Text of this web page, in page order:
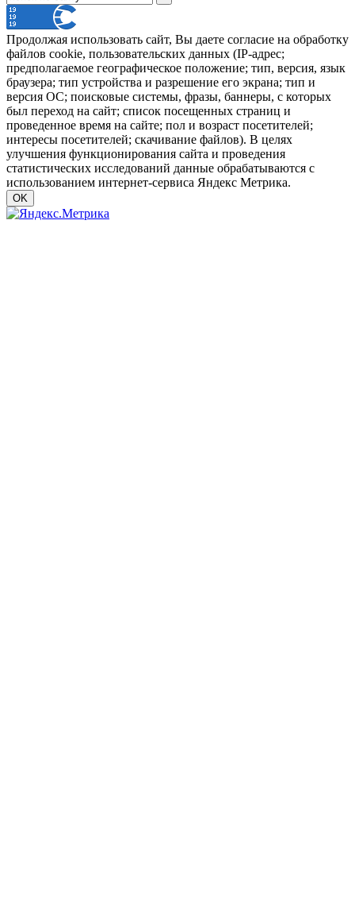
Продолжая использовать сайт, Вы даете согласие на обработку
файлов cookie, пользовательских данных (IP-адрес;
предполагаемое географическое положение; тип, версия, язык
браузера; тип устройства и разрешение его экрана; тип и
версия ОС; поисковые системы, фразы, баннеры, с которых
был переход на сайт; список посещенных страниц и
проведенное время на сайте; пол и возраст посетителей;
интересы посетителей; скачивание файлов). В целях
улучшения функционирования сайта и проведения
статистических исследований данные обрабатываются с
использованием интернет-сервиса Яндекс Метрика.
OK